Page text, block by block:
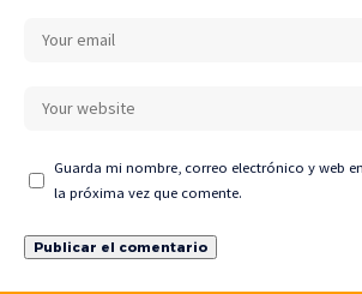
Guarda mi nombre, correo electrónico y web
la próxima vez que comente.